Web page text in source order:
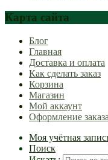
Карта сайта
Блог
Главная
Доставка и оплата
Как сделать заказ
Корзина
Магазин
Мой аккаунт
Оформление заказа
Моя учётная
Поиск